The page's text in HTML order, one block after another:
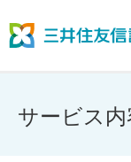
サービス